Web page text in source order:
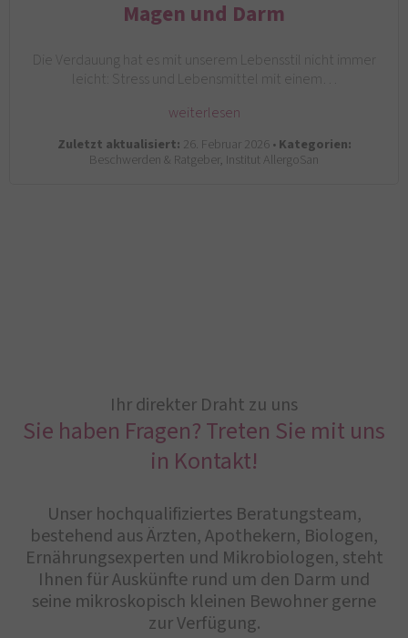
Magen und Darm
Die Verdauung hat es mit unserem Lebensstil nicht immer
leicht: Stress und Lebensmittel mit einem…
weiterlesen
Zuletzt aktualisiert: 26. Februar 2026 •Kategorien:
Beschwerden & Ratgeber, Institut AllergoSan
Ihr direkter Draht zu uns
Sie haben Fragen? Treten Sie mit uns
in Kontakt!
Unser hochqualifiziertes Beratungsteam,
bestehend aus Ärzten, Apothekern, Biologen,
Ernährungsexperten und Mikrobiologen, steht
Ihnen für Auskünfte rund um den Darm und
seine mikroskopisch kleinen Bewohner gerne
zur Verfügung.